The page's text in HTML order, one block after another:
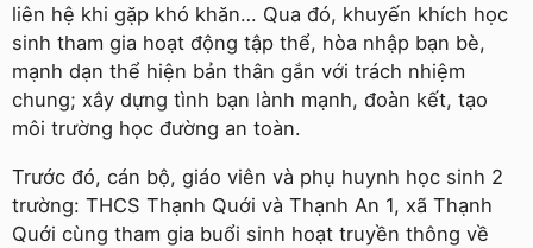
liên hệ khi gặp khó khăn… Qua đó, khuyến khích học
sinh tham gia hoạt động tập thể, hòa nhập bạn bè,
mạnh dạn thể hiện bản thân gắn với trách nhiệm
chung; xây dựng tình bạn lành mạnh, đoàn kết, tạo
môi trường học đường an toàn.
Trước đó, cán bộ, giáo viên và phụ huynh học sinh 2
trường: THCS Thạnh Quới và Thạnh An 1, xã Thạnh
Quới cùng tham gia buổi sinh hoạt truyền thông về